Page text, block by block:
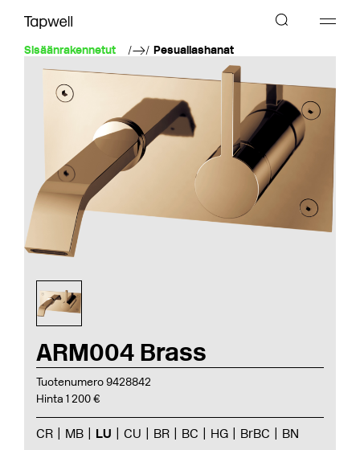
Sisäänrakennetut Pesuallashanat
ARM004 Brass
Tuotenumero 9428842
Hinta 1 200 €
CR MB LU CU BR BC HG BrBC BN